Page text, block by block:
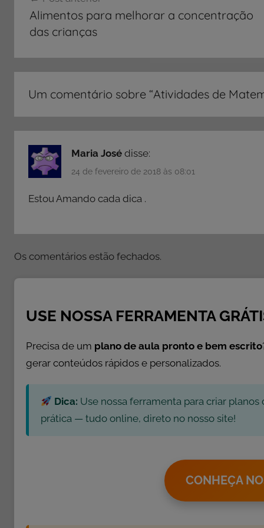
I
D
S
v
d
s
d
a
e
m
á
de
Post
Alimentos para melhorar a concentração
das crianças
Um comentário sobre “Atividades de
Maria José disse:
24 de fevereiro de 2018 às 08:01
Estou Amando cada dica .
Os comentários estão fechados.
USE NOSSA FERRAMENTA
Precisa de um plano de aula pronto e bem escrito
gerar conteúdos rápidos e personalizados.
Dica: Use nossa ferramenta para criar
prática — tudo online, direto no nosso site!
CONHEÇA